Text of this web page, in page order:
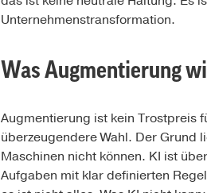
Unternehmenstransformation.
Was Augmentierung
Augmentierung ist kein Trostpreis
überzeugendere Wahl. Der Grund
Maschinen nicht können. KI ist
Aufgaben mit klar definierten